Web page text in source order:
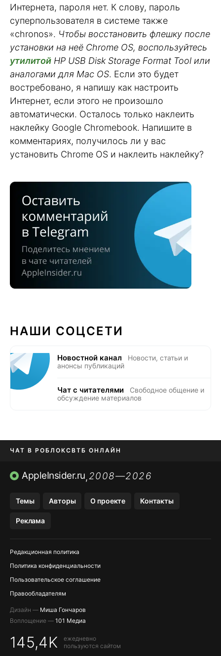
Интернета, пароля нет. К слову, пароль
суперпользователя в системе также
«chronos». Чтобы восстановить флешку после
установки на неё Chrome OS, воспользуйтесь
утилитой HP USB Disk Storage Format Tool или
аналогами для Mac OS. Если это будет
востребовано, я напишу как настроить
Интернет, если этого не произошло
автоматически. Осталось только наклеить
наклейку Google Chromebook. Напишите в
комментариях, получилось ли у вас
установить Chrome OS и наклеить наклейку?
НАШИ СОЦСЕТИ
Новостной канал
Новости, статьи и
анонсы публикаций
Чат с читателями
Свободное общение и
обсуждение материалов
ЧАТ В РОБЛОКСВТБ ОНЛАЙН
ПРИЛОЖЕНИЯ APP STORE
AppleInsider.ru,2008—2026
Темы Авторы О проекте Контакты
Реклама
Редакционная политика
Политика конфиденциальности
Пользовательское соглашение
Правообладателям
Дизайн — Миша Гончаров
Воплощение — 101 Медиа
145,4K
ежедневно
пользуются сайтом